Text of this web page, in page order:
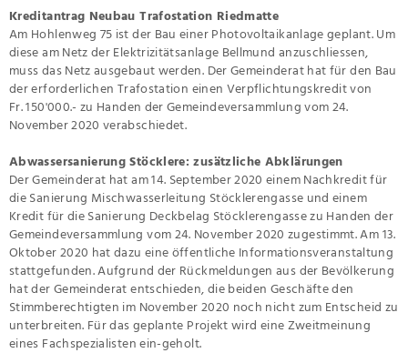
Kreditantrag Neubau Trafostation Riedmatte
Am Hohlenweg 75 ist der Bau einer Photovoltaikanlage geplant. Um
diese am Netz der Elektrizitätsanlage Bellmund anzuschliessen,
muss das Netz ausgebaut werden. Der Gemeinderat hat für den Bau
der erforderlichen Trafostation einen Verpflichtungskredit von
Fr. 150'000.- zu Handen der Gemeindeversammlung vom 24.
November 2020 verabschiedet.
Abwassersanierung Stöcklere: zusätzliche Abklärungen
Der Gemeinderat hat am 14. September 2020 einem Nachkredit für
die Sanierung Mischwasserleitung Stöcklerengasse und einem
Kredit für die Sanierung Deckbelag Stöcklerengasse zu Handen der
Gemeindeversammlung vom 24. November 2020 zugestimmt. Am 13.
Oktober 2020 hat dazu eine öffentliche Informationsveranstaltung
stattgefunden. Aufgrund der Rückmeldungen aus der Bevölkerung
hat der Gemeinderat entschieden, die beiden Geschäfte den
Stimmberechtigten im November 2020 noch nicht zum Entscheid zu
unterbreiten. Für das geplante Projekt wird eine Zweitmeinung
eines Fachspezialisten ein-geholt.